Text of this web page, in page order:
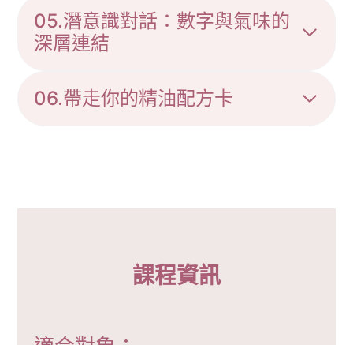
05.潛意識對話：數字與氣味的
深層連結
06.帶走你的精油配方卡
課程資訊